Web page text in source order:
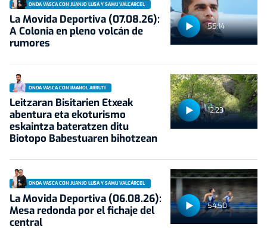
55:14
ONDA VASCA CON JUANJO LUSA Y SAMU VALCÁRCEL
La Movida Deportiva (07.08.26):
A Colonia en pleno volcán de
rumores
12:23
ONDA VASCA CON IMANOL ARRUTI
Leitzaran Bisitarien Etxeak
abentura eta ekoturismo
eskaintza bateratzen ditu
Biotopo Babestuaren bihotzean
54:50
ONDA VASCA CON JUANJO LUSA Y SAMU VALCÁRCEL
La Movida Deportiva (06.08.26):
Mesa redonda por el fichaje del
central